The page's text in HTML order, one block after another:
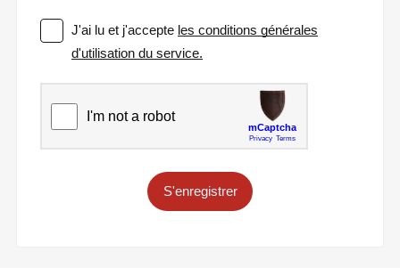
J'ai lu et j'accepte les conditions générales
d'utilisation du service.
S'enregistrer